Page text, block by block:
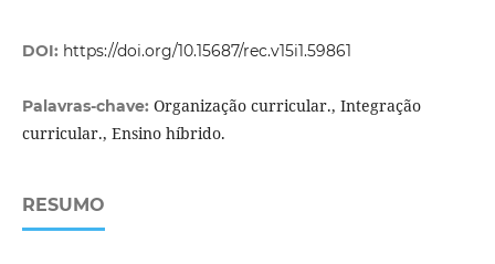
DOI: https://doi.org/10.15687/rec.v15i1.59861
Palavras-chave: Organização curricular., Integração
curricular., Ensino híbrido.
RESUMO